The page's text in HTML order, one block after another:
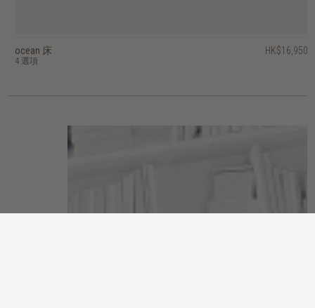
ocean 床
4 選項
HK$16,950
amor 床
4 選項
HK$15,450
tess 床
3 選項
HK$16,950
circa17 床 - 布布床頭板
8 選項
HK$19,950
circa17 床 - 四抽屜，布布床頭板
7 選項
HK$37,950
fundamentals 床
5 選項
HK$10,450
decker II 床 - 兩抽屜
3 選項
HK$26,950
outline 床
4 選項
HK$19,450
vintage 床
6 選項
HK$9,950
crescent 床
3 選項
HK$15,450